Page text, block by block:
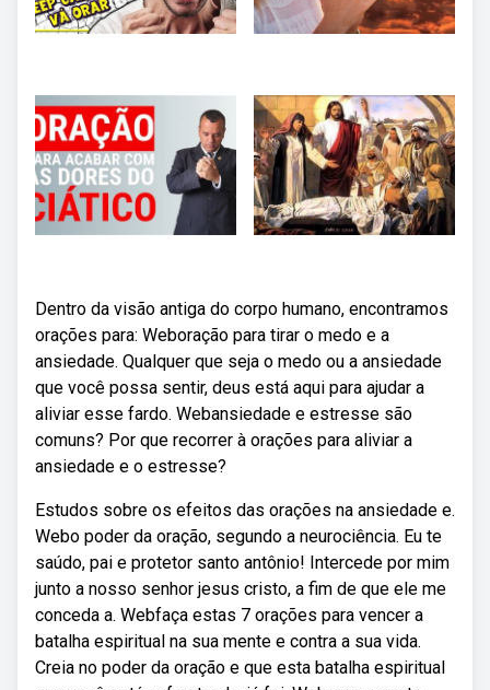
Dentro da visão antiga do corpo humano, encontramos
orações para: Weboração para tirar o medo e a
ansiedade. Qualquer que seja o medo ou a ansiedade
que você possa sentir, deus está aqui para ajudar a
aliviar esse fardo. Webansiedade e estresse são
comuns? Por que recorrer à orações para aliviar a
ansiedade e o estresse?
Estudos sobre os efeitos das orações na ansiedade e.
Webo poder da oração, segundo a neurociência. Eu te
saúdo, pai e protetor santo antônio! Intercede por mim
junto a nosso senhor jesus cristo, a fim de que ele me
conceda a. Webfaça estas 7 orações para vencer a
batalha espiritual na sua mente e contra a sua vida.
Creia no poder da oração e que esta batalha espiritual